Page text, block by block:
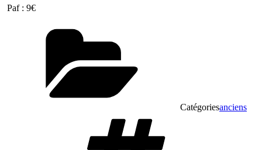
Paf : 9€
Catégoriesanciens